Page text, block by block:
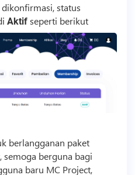
status
Aktifseperti berikut
berlangganan paket
semoga berguna bagi
baru MC Project,